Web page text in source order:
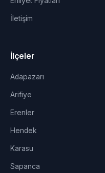
İletişim
İlçeler
Adapazarı
Arifiye
Erenler
Hendek
Karasu
Sapanca